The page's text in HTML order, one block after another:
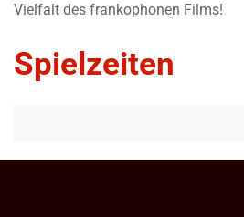
Vielfalt des frankophonen Films!
Spielzeiten